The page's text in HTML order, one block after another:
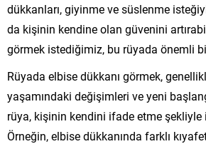
dükkanları, giyinme ve süslenme
da kişinin kendine olan güvenini
görmek istediğimiz, bu rüyada önemli
Rüyada elbise dükkanı görmek,
yaşamındaki değişimleri ve yeni
rüya, kişinin kendini ifade etme şekliyle
Örneğin, elbise dükkanında farklı